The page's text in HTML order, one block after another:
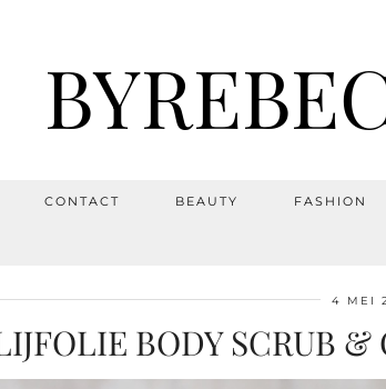
CONTACT BEAUTY FASHION
4 MEI
BODY SCRUB